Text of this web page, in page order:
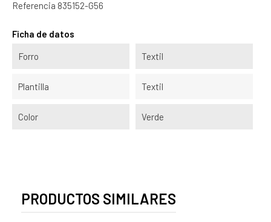
Referencia 835152-G56
Ficha de datos
Forro Textil
Plantilla Textil
Color Verde
PRODUCTOS SIMILARES